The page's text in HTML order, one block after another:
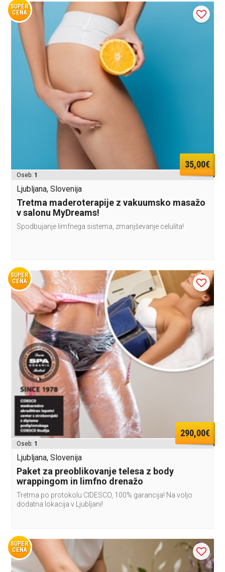
SUPER
CENA
35,00€
Oseb: 1
Ljubljana, Slovenija
Tretma maderoterapije z vakuumsko masažo
v salonu MyDreams!
Spodbujanje limfnega sistema, zmanjševanje celulita!
SUPER
CENA
290,00€
Oseb: 1
Ljubljana, Slovenija
Paket za preoblikovanje telesa z body
wrappingom in limfno drenažo
Tretma po protokolu CIDESCO, 100% garancija! Na voljo
dodatna lokacija v Ljubljani!
SUPER
CENA